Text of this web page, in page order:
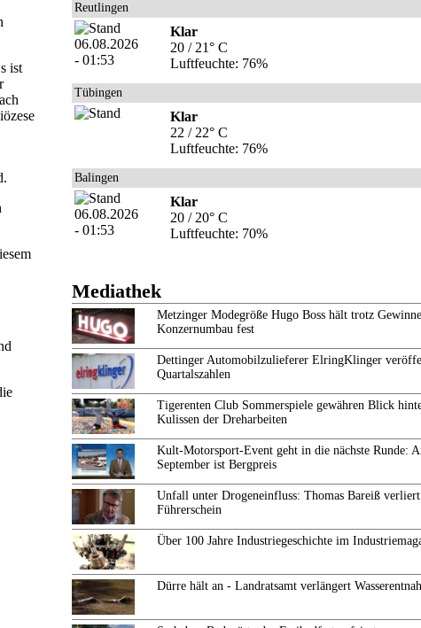
ist
Reutlingen
Klar
20 / 21° C
Luftfeuchte: 76%
Tübingen
Klar
22 / 22° C
Luftfeuchte: 76%
Balingen
Klar
20 / 20° C
Luftfeuchte: 70%
Mediathek
Metzinger Modegröße Hugo Boss hält trotz
Konzernumbau fest
Dettinger Automobilzulieferer ElringKlinger
Quartalszahlen
Tigerenten Club Sommerspiele gewähren Blick
Kulissen der Dreharbeiten
Kult-Motorsport-Event geht in die nächste Runde:
September ist Bergpreis
Unfall unter Drogeneinfluss: Thomas Bareiß verliert
Führerschein
Über 100 Jahre Industriegeschichte im
Dürre hält an - Landratsamt verlängert